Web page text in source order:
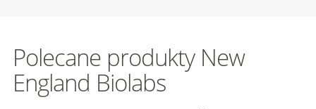
Polecane produkty New
England Biolabs